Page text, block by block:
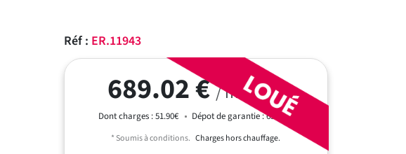
Réf : ER.11943
689.02 €/ mois cc*
Dont charges : 51.90€ Dépot de garantie : 637.12€
* Soumis à conditions. Charges hors chauffage.